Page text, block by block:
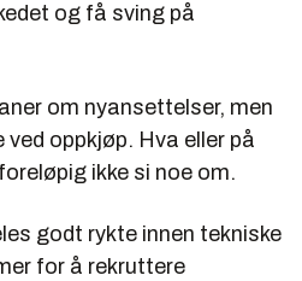
og få sving på
om nyansettelser, men
oppkjøp. Hva eller på
ikke si noe om.
godt rykte innen tekniske
for å rekruttere